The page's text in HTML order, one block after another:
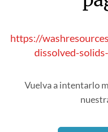
https://
dissolved-
Vuelva a intentarlo